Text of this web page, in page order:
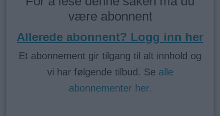
være abonnent
Allerede abonnent? Logg inn her
Et abonnement gir tilgang til alt innhold og
vi har følgende tilbud. Se alle
abonnementer her.